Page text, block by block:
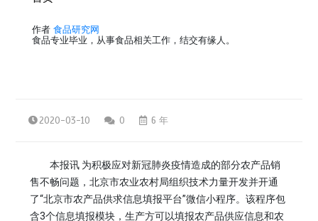
作者 食品研究网
食品专业毕业，从事食品相关工作，结交有缘人。
2020-03-10 0 6 年
本报讯 为积极应对新冠肺炎疫情造成的部分农产品销
售不畅问题，北京市农业农村局组织技术力量开发并开通
了“北京市农产品供求信息填报平台”微信小程序。该程序包
含3个信息填报模块，生产方可以填报农产品供应信息和农